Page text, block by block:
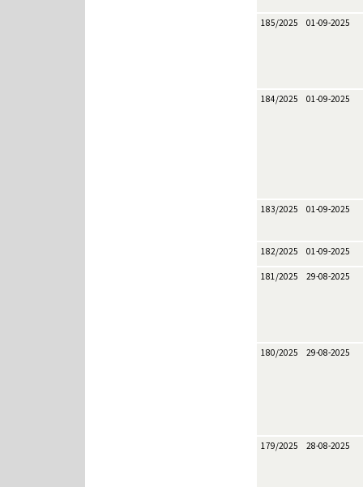
185/2025 01-09-2025
184/2025 01-09-2025
183/2025 01-09-2025
182/2025 01-09-2025
181/2025 29-08-2025
180/2025 29-08-2025
179/2025 28-08-2025